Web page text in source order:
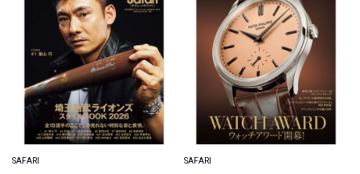
SAFARI SAFARI